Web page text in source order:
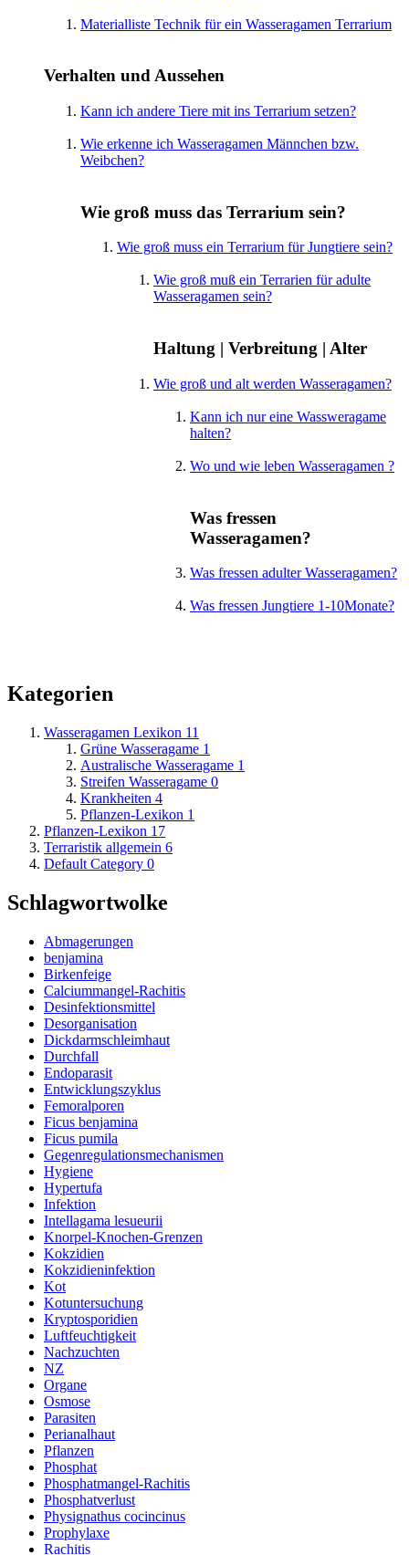
Materialliste Technik für ein Wasseragamen Terrarium
Verhalten und Aussehen
Kann ich andere Tiere mit ins Terrarium setzen?
Wie erkenne ich Wasseragamen Männchen bzw.
Weibchen?
Wie groß muss das Terrarium sein?
Wie groß muss ein Terrarium für Jungtiere sein?
Wie groß muß ein Terrarien für adulte
Wasseragamen sein?
Haltung | Verbreitung | Alter
Wie groß und alt werden Wasseragamen?
Kann ich nur eine Wassweragame
halten?
Wo und wie leben Wasseragamen ?
Was fressen
Wasseragamen?
Was fressen adulter Wasseragamen?
Was fressen Jungtiere 1-10Monate?
Kategorien
Wasseragamen Lexikon 11
Grüne Wasseragame 1
Australische Wasseragame 1
Streifen Wasseragame 0
Krankheiten 4
Pflanzen-Lexikon 1
Pflanzen-Lexikon 17
Terraristik allgemein 6
Default Category 0
Schlagwortwolke
Abmagerungen
benjamina
Birkenfeige
Calciummangel-Rachitis
Desinfektionsmittel
Desorganisation
Dickdarmschleimhaut
Durchfall
Endoparasit
Entwicklungszyklus
Femoralporen
Ficus benjamina
Ficus pumila
Gegenregulationsmechanismen
Hygiene
Hypertufa
Infektion
Intellagama lesueurii
Knorpel-Knochen-Grenzen
Kokzidien
Kokzidieninfektion
Kot
Kotuntersuchung
Kryptosporidien
Luftfeuchtigkeit
Nachzuchten
NZ
Organe
Osmose
Parasiten
Perianalhaut
Pflanzen
Phosphat
Phosphatmangel-Rachitis
Phosphatverlust
Physignathus cocincinus
Prophylaxe
Rachitis